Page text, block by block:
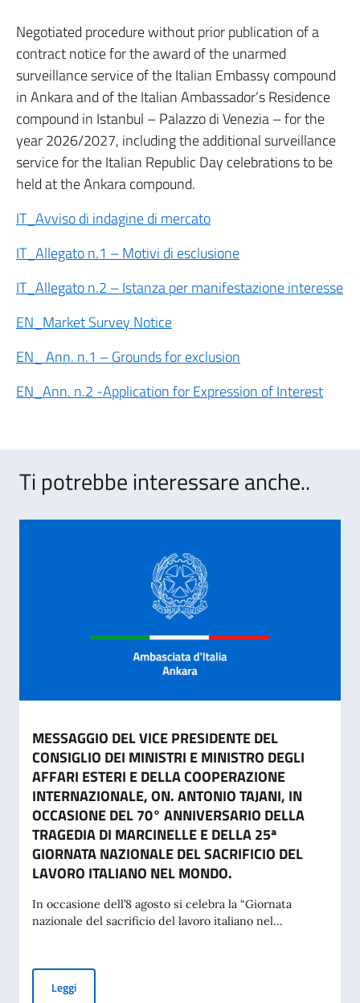
Negotiated procedure without prior publication of a
contract notice for the award of the unarmed
surveillance service of the Italian Embassy compound
in Ankara and of the Italian Ambassador’s Residence
compound in Istanbul – Palazzo di Venezia – for the
year 2026/2027, including the additional surveillance
service for the Italian Republic Day celebrations to be
held at the Ankara compound.
IT_Avviso di indagine di mercato
IT_Allegato n.1 –Motivi di esclusione
IT_Allegato n.2 –Istanza per manifestazione interesse
EN_Market Survey Notice
EN_ Ann. n.1 – Grounds for exclusion
EN_Ann. n.2 -Application for Expression of Interest
Ti potrebbe interessare anche..
MESSAGGIO DEL VICE PRESIDENTE DEL
CONSIGLIO DEI MINISTRI E MINISTRO DEGLI
AFFARI ESTERI E DELLA COOPERAZIONE
INTERNAZIONALE, ON. ANTONIO TAJANI, IN
OCCASIONE DEL 70° ANNIVERSARIO DELLA
TRAGEDIA DI MARCINELLE E DELLA 25ª
GIORNATA NAZIONALE DEL SACRIFICIO DEL
LAVORO ITALIANO NEL MONDO.
In occasione dell’8 agosto si celebra la “Giornata
nazionale del sacrificio del lavoro italiano nel...
LeggiMESSAGGIO DEL VICE PRESIDENTE DEL CONSIGLIO DEI